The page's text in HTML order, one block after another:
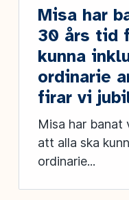
Misa har
30 års tid
kunna
ordinarie
firar vi
Misa har
att alla ska
ordinarie...